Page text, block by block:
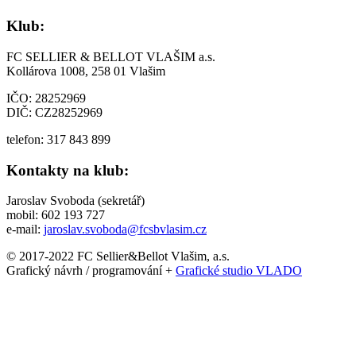
Klub:
FC SELLIER & BELLOT VLAŠIM a.s.
Kollárova 1008, 258 01 Vlašim
IČO: 28252969
DIČ: CZ28252969
telefon: 317 843 899
Kontakty na klub:
Jaroslav Svoboda (sekretář)
mobil: 602 193 727
e-mail: jaroslav.svoboda@fcsbvlasim.cz
© 2017-2022 FC Sellier&Bellot Vlašim, a.s.
Grafický návrh / programování + Grafické studio VLADO